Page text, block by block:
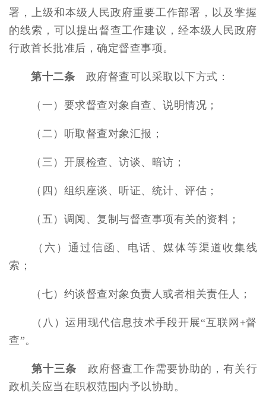
署，上级和本级人民政府重要工作部署，以及掌握
的线索，可以提出督查工作建议，经本级人民政府
行政首长批准后，确定督查事项。
第十二条 政府督查可以采取以下方式：
（一）要求督查对象自查、说明情况；
（二）听取督查对象汇报；
（三）开展检查、访谈、暗访；
（四）组织座谈、听证、统计、评估；
（五）调阅、复制与督查事项有关的资料；
（六）通过信函、电话、媒体等渠道收集线
索；
（七）约谈督查对象负责人或者相关责任人；
（八）运用现代信息技术手段开展“互联网+督
查”。
第十三条 政府督查工作需要协助的，有关行
政机关应当在职权范围内予以协助。